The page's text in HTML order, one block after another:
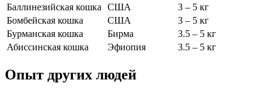
Баллинезийская кошка
США
3 – 5 кг
Бомбейская кошка
США
3 – 5 кг
Бурманская кошка
Бирма
3.5 – 5 кг
Абиссинская кошка
Эфиопия 3.5 – 5 кг
Опыт других людей